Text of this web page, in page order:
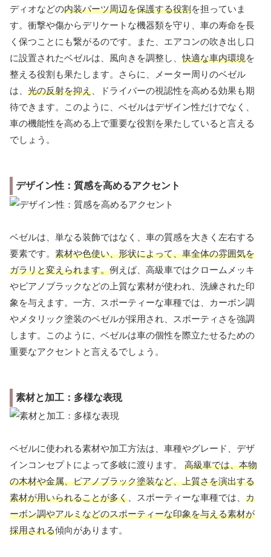
ディオなどの内装パーツ周辺を保護する役割を担っていま
す。衝撃や傷からデリケートな機器類を守り、車の寿命を長
く保つことにも繋がるのです。また、エアコンの吹き出し口
に設置されたベゼルは、風向きを調整し、快適な車内環境を
整える役割も果たします。さらに、メーター周りのベゼル
は、 光の反射を抑え 、ドライバーの視認性を高める効果も期
待できます。このように、ベゼルはデザイン性だけでなく、
車の機能性を高める上で重要な役割を果たしていると言える
でしょう。
デザイン性：質感を高めるアクセント
ベゼルは、単なる装飾ではなく、車の質感を大きく左右する
要素です。 素材や色使い、形状によって、車全体の雰囲気を
ガラリと変えられます。例えば、高級車ではクロームメッキ
やピアノブラックなどの上質な素材が使われ、洗練された印
象を与えます。一方、スポーティーな車種では、カーボン調
やメタリック塗装のベゼルが採用され、スポーティさを強調
します。このように、ベゼルは車の個性を際立たせるための
重要なアクセントと言えるでしょう。
素材と加工：多様な表現
ベゼルに使われる素材や加工方法は、車種やグレード、デザ
インコンセプトによって多岐に渡ります。 高級車では、本物
の木材や金属、ピアノブラック塗装など、上質さを演出する
素材が用いられることが多く、スポーティーな車種では、 カ
ーボン調やアルミなどのスポーティーな印象を与える素材が
採用される傾向があります。